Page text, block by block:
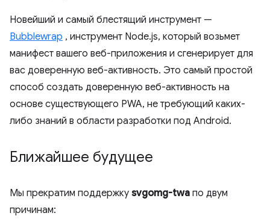
Новейший и самый блестящий инструмент —
Bubblewrap , инструмент Node.js, который возьмет
манифест вашего веб-приложения и сгенерирует для
вас доверенную веб-активность. Это самый простой
способ создать доверенную веб-активность на
основе существующего PWA, не требующий каких-
либо знаний в области разработки под Android.
Ближайшее будущее
Мы прекратим поддержку svgomg-twa по двум
причинам: